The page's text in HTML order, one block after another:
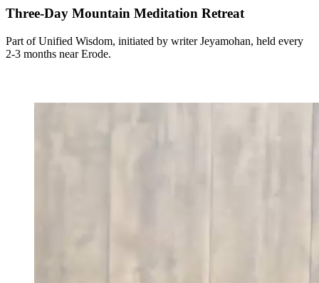
Three-Day Mountain Meditation Retreat
Part of Unified Wisdom, initiated by writer Jeyamohan, held every
2-3 months near Erode.